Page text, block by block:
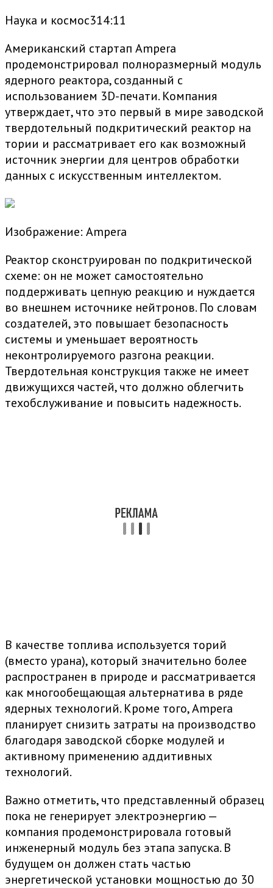
Наука и космос314:11
Американский стартап Ampera
продемонстрировал полноразмерный модуль
ядерного реактора, созданный с
использованием 3D-печати. Компания
утверждает, что это первый в мире заводской
твердотельный подкритический реактор на
тории и рассматривает его как возможный
источник энергии для центров обработки
данных с искусственным интеллектом.
Изображение: Ampera
Реактор сконструирован по подкритической
схеме: он не может самостоятельно
поддерживать цепную реакцию и нуждается
во внешнем источнике нейтронов. По словам
создателей, это повышает безопасность
системы и уменьшает вероятность
неконтролируемого разгона реакции.
Твердотельная конструкция также не имеет
движущихся частей, что должно облегчить
техобслуживание и повысить надежность.
В качестве топлива используется торий
(вместо урана), который значительно более
распространен в природе и рассматривается
как многообещающая альтернатива в ряде
ядерных технологий. Кроме того, Ampera
планирует снизить затраты на производство
благодаря заводской сборке модулей и
активному применению аддитивных
технологий.
Важно отметить, что представленный образец
пока не генерирует электроэнергию —
компания продемонстрировала готовый
инженерный модуль без этапа запуска. В
будущем он должен стать частью
энергетической установки мощностью до 30